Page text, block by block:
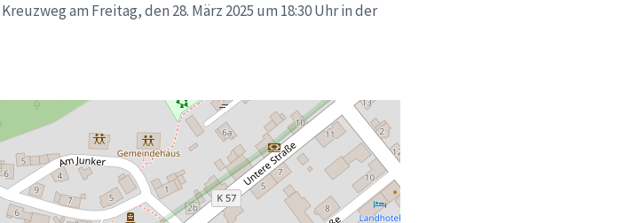
am Freitag, den 28. März 2025 um 18:30 Uhr in der